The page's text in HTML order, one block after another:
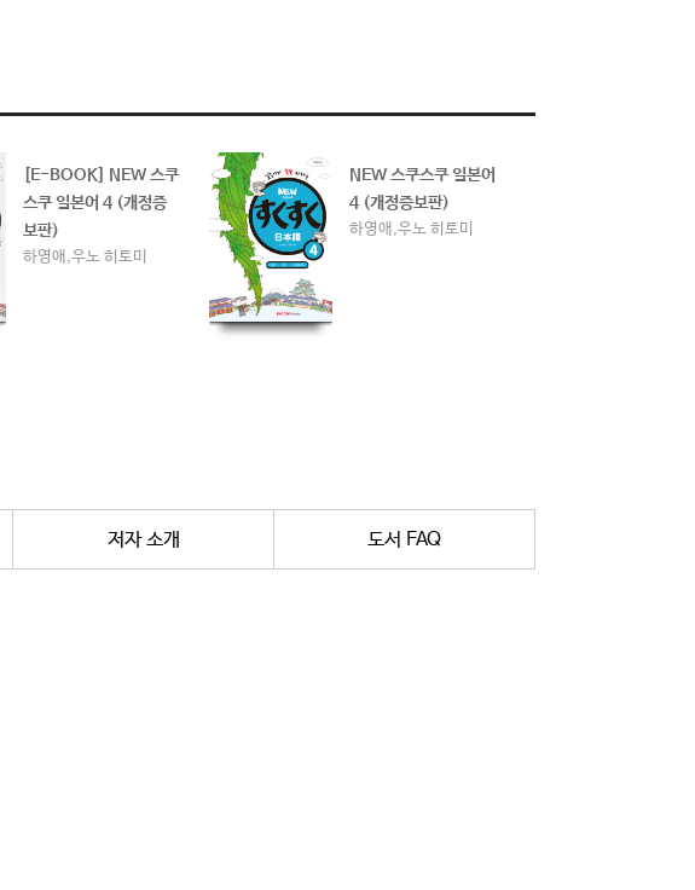
[E-BOOK] NEW 스쿠
스쿠 일본어 4 (개정증
보판)
하영애,우노 히토미
NEW 스쿠스쿠 일본어
4 (개정증보판)
하영애,우노 히토미
저자 소개 도서 FAQ